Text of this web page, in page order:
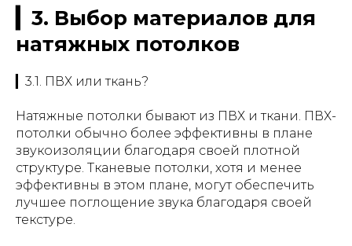
▎3. Выбор материалов для
натяжных потолков
▎3.1. ПВХ или ткань?
Натяжные потолки бывают из ПВХ и ткани. ПВХ-
потолки обычно более эффективны в плане
звукоизоляции благодаря своей плотной
структуре. Тканевые потолки, хотя и менее
эффективны в этом плане, могут обеспечить
лучшее поглощение звука благодаря своей
текстуре.